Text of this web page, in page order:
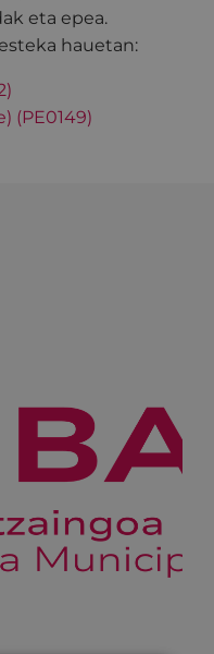
eta epea.
hauetan:
(PE0149)